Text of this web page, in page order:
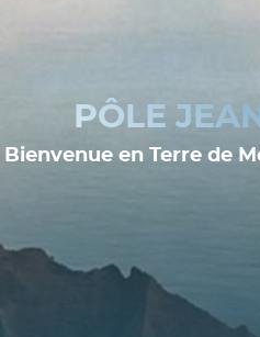
PÔLE
Bienvenue en Terre de